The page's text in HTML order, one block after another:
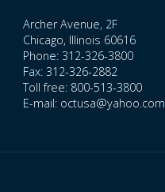
Archer Avenue, 2F
Chicago, Illinois 60616
Phone: 312-326-3800
Fax: 312-326-2882
Toll free: 800-513-3800
E-mail: octusa@yahoo.com